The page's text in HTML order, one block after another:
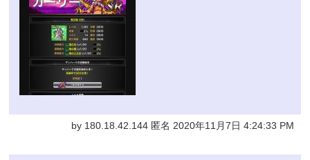
by 180.18.42.144 匿名 2020年11月7日 4:24:33 PM